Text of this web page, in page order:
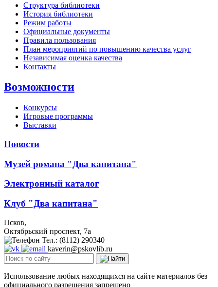
Структура библиотеки
История библиотеки
Режим работы
Официальные документы
Правила пользования
План мероприятий по повышению качества услуг
Независимая оценка качества
Контакты
Возможности
Конкурсы
Игровые программы
Выставки
Новости
Музей романа "Два капитана"
Электронный каталог
Клуб "Два капитана"
Псков,
Октябрьский проспект, 7a
Тел.: (8112) 290340
kaverin@pskovlib.ru
Использование любых находящихся на сайте материалов без
официального разрешения запрещено